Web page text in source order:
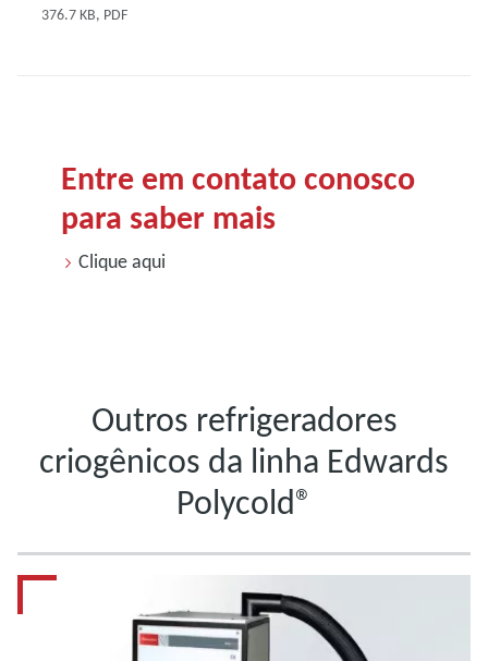
376.7 KB, PDF
Entre em contato conosco
para saber mais
Clique aqui
Outros refrigeradores
criogênicos da linha Edwards
Polycold®